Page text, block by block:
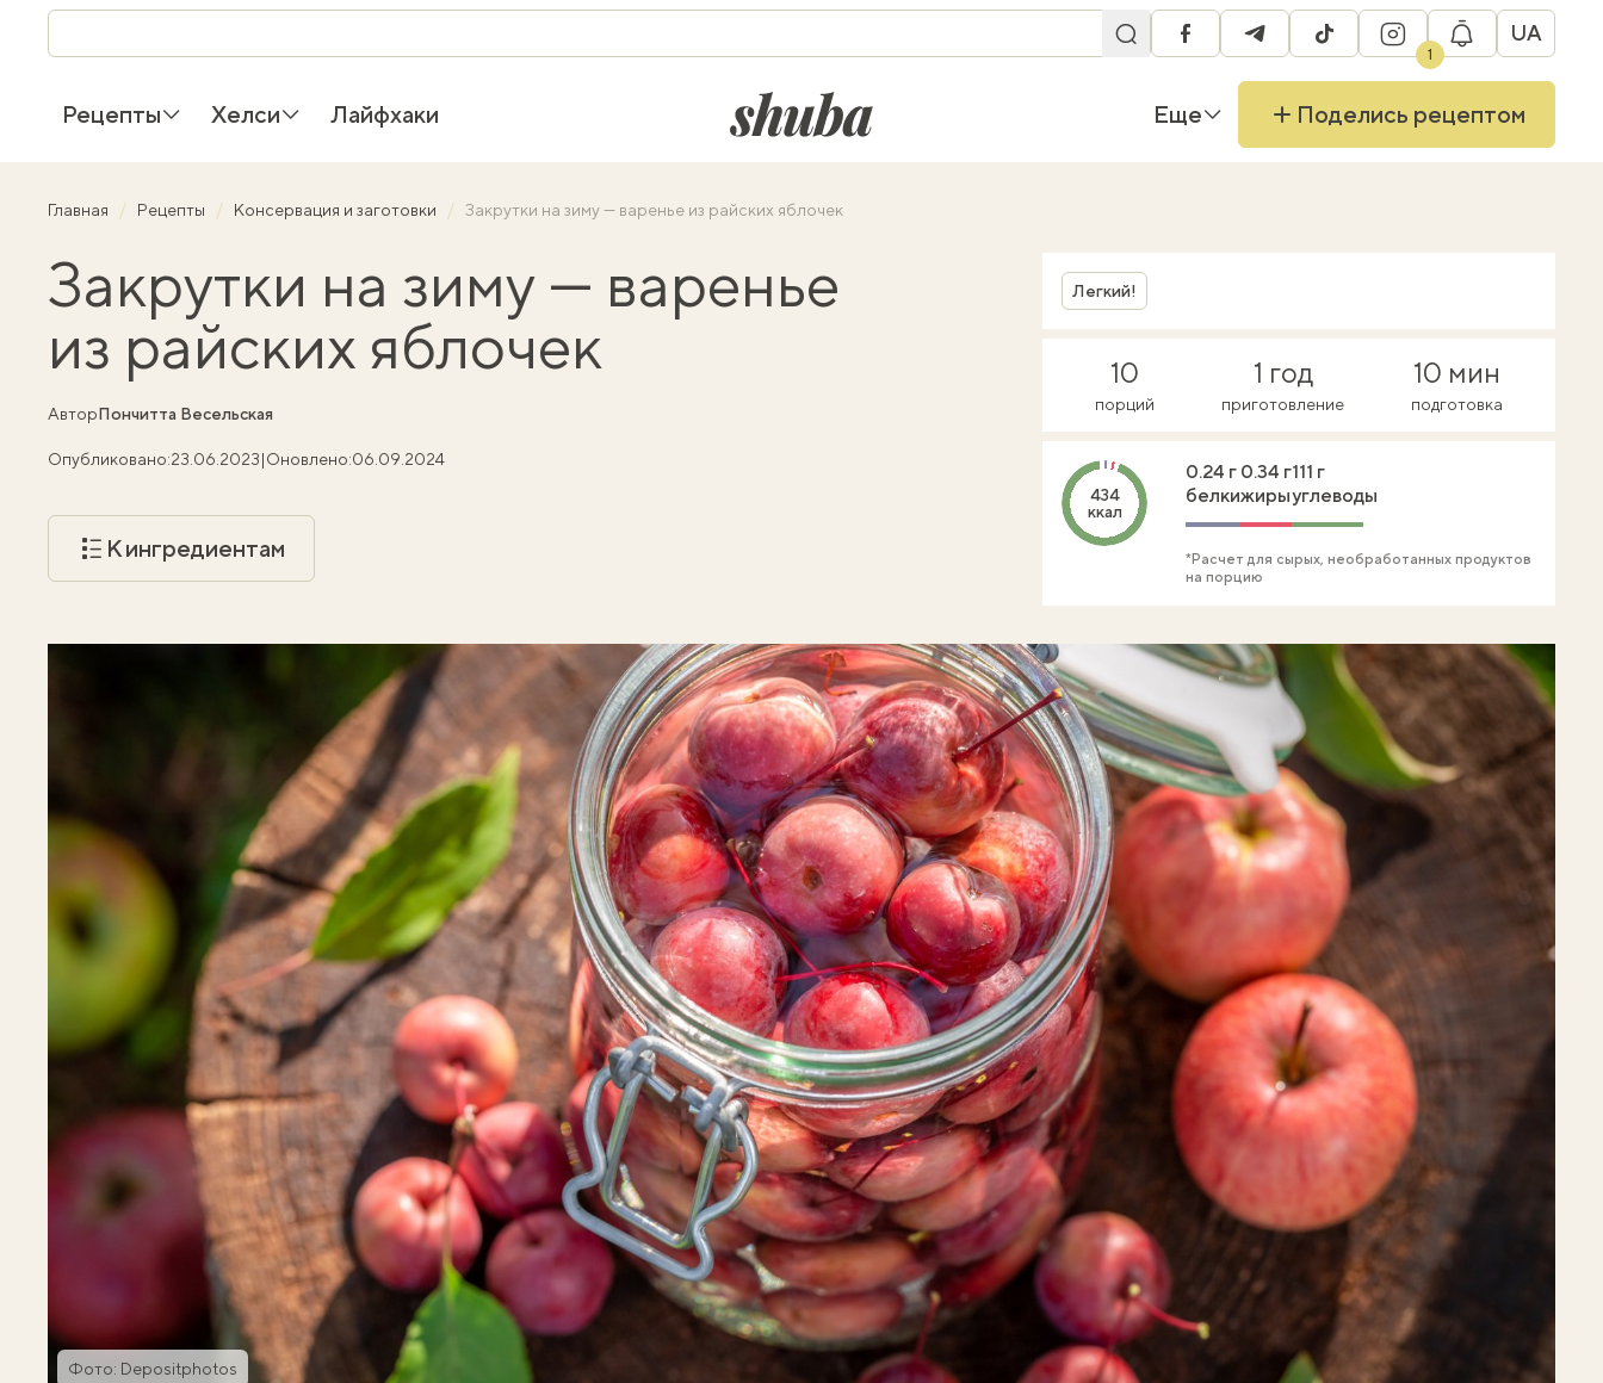
facebooktelegramtiktok instagram
1
UA
Рецепты Хелси Лайфхаки shuba.life Еще Поделись рецептом
Главная Рецепты Консервация и заготовки Закрутки на зиму — варенье из райских яблочек
Закрутки на зиму — варенье
из райских яблочек
АвторПончитта Весельская
Опубликовано:23.06.2023|Оновлено:06.09.2024
К ингредиентам
Фото: Depositphotos
Легкий!
10
порций
1 год
приготовление
10 мин
подготовка
434
ккал
0.24 г
белки
0.34 г
жиры
111 г
углеводы
*Расчет для сырых, необработанных продуктов
на порцию